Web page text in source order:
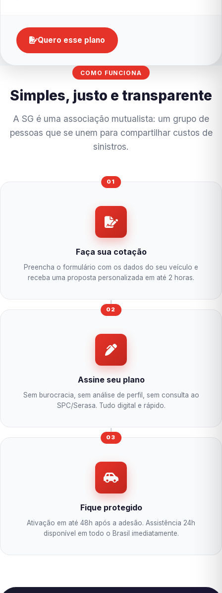
Quero esse plano
COMO FUNCIONA
Simples, justo e transparente
A SG é uma associação mutualista: um grupo de
pessoas que se unem para compartilhar custos de
sinistros.
01
Faça sua cotação
Preencha o formulário com os dados do seu veículo e
receba uma proposta personalizada em até 2 horas.
02
Assine seu plano
Sem burocracia, sem análise de perfil, sem consulta ao
SPC/Serasa. Tudo digital e rápido.
03
Fique protegido
Ativação em até 48h após a adesão. Assistência 24h
disponível em todo o Brasil imediatamente.